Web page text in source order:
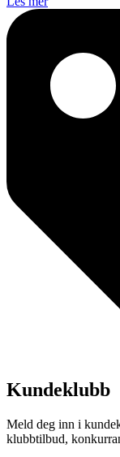
Kundeklubb
Meld deg inn i
klubbtilbud,